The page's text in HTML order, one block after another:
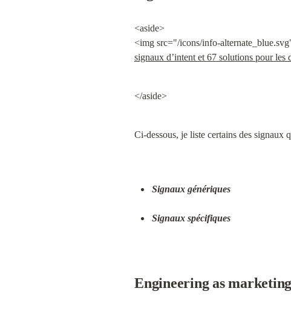
<aside>
<img src="/icons/info-
signaux d’intent et 67 solutions pour les
</aside>
Ci-dessous, je liste certains des
Signaux génériques
Signaux spécifiques
Engineering as marketing